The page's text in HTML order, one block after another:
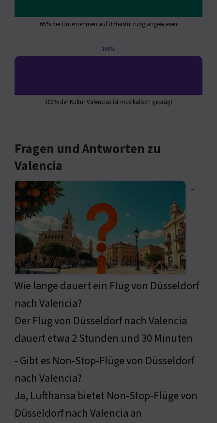
65% der Unternehmen auf Unterstützung angewiesen
100%
100% der Kultur Valencias ist musikalisch geprägt
Fragen und Antworten zu
Valencia
⁃
Wie lange dauert ein Flug von Düsseldorf
nach Valencia?
Der Flug von Düsseldorf nach Valencia
dauert etwa 2 Stunden und 30 Minuten
⁃ Gibt es Non-Stop-Flüge von Düsseldorf
nach Valencia?
Ja, Lufthansa bietet Non-Stop-Flüge von
Düsseldorf nach Valencia an